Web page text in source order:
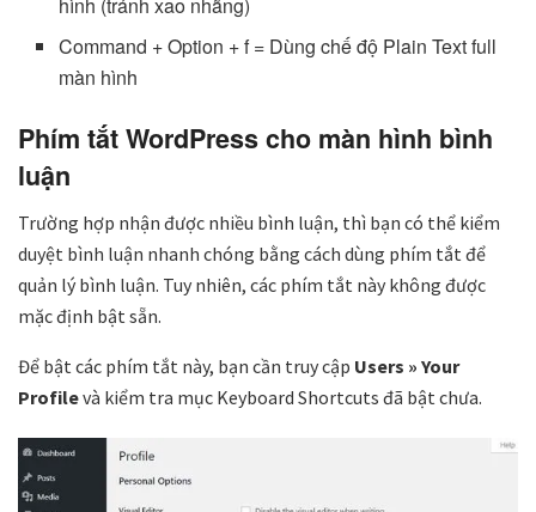
hình (tránh xao nhãng)
Command + Option + f = Dùng chế độ Plain Text full
màn hình
Phím tắt WordPress cho màn hình bình
luận
Trường hợp nhận được nhiều bình luận, thì bạn có thể kiểm
duyệt bình luận nhanh chóng bằng cách dùng phím tắt để
quản lý bình luận. Tuy nhiên, các phím tắt này không được
mặc định bật sẵn.
Để bật các phím tắt này, bạn cần truy cập Users » Your
Profilevà kiểm tra mục Keyboard Shortcuts đã bật chưa.